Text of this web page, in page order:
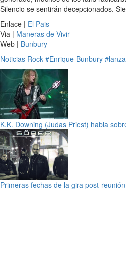
Silencio se sentirán decepcionados.
Enlace | El Pais
Via | Maneras de Vivir
Web | Bunbury
Noticias Rock #Enrique-Bunbury
K.K. Downing (Judas Priest) habla
Primeras fechas de la gira post-